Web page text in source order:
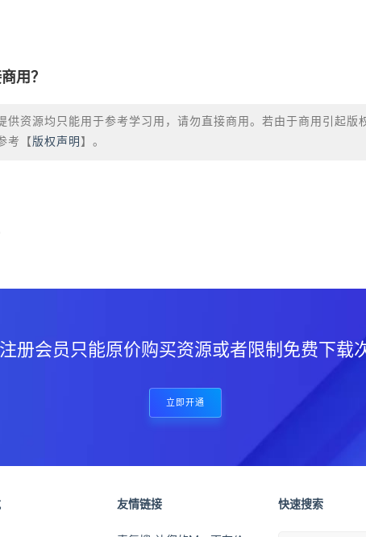
用？
供资源均只能用于参考学习用，请勿直接商用。若由于商用引起版
考【 版权声明 】。
册会员只能原价购买资源或者限制免费下载
立即开通
友情链接 快速搜索